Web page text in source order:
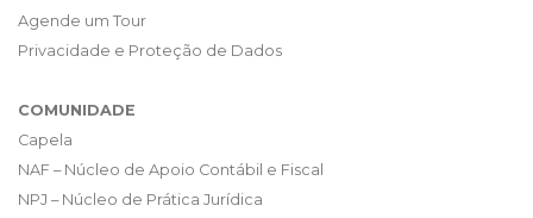
Agende um Tour
Privacidade e Proteção de Dados
COMUNIDADE
Capela
NAF – Núcleo de Apoio Contábil e Fiscal
NPJ – Núcleo de Prática Jurídica